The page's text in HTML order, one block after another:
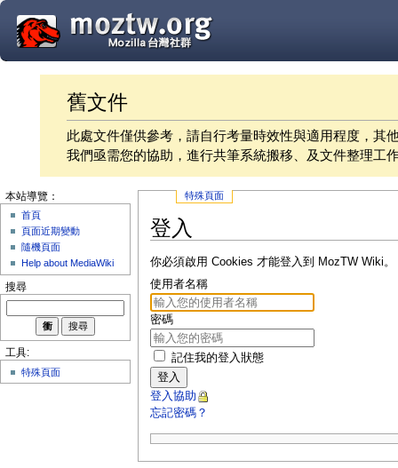
舊文件
此處文件僅供參考，請自行考量時效性與適用程度，其
我們亟需您的協助，進行共筆系統搬移、及文件整理工
特殊頁面
登入
你必須啟用 Cookies 才能登入到 MozTW Wiki。
使用者名稱
密碼
記住我的登入狀態
登入
登入協助
忘記密碼？
本站導覽：
首頁
頁面近期變動
隨機頁面
Help about MediaWiki
搜尋
工具:
特殊頁面